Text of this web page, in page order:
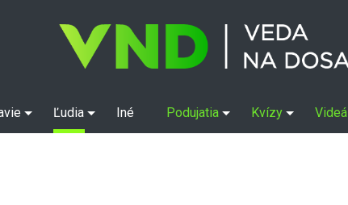
Ľudia Iné Podujatia Kvízy Videá